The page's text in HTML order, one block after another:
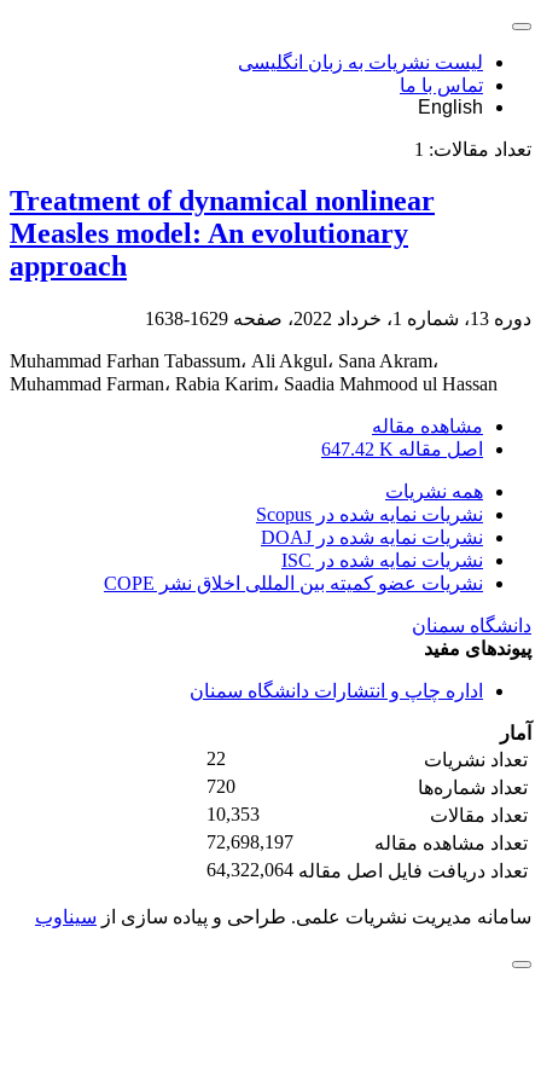
لیست نشریات به زبان انگلیسی
تماس با ما
English
تعداد مقالات: 1
Treatment of dynamical nonlinear
Measles model: An evolutionary
approach
دوره 13، شماره 1، خرداد 2022، صفحه 1629-1638
Muhammad Farhan Tabassum، Ali Akgul، Sana Akram،
Muhammad Farman، Rabia Karim، Saadia Mahmood ul Hassan
مشاهده مقاله
اصل مقاله 647.42 K
همه نشریات
نشریات نمایه شده در Scopus
نشریات نمایه شده در DOAJ
نشریات نمایه شده در ISC
نشریات عضو کمیته بین المللی اخلاق نشر COPE
دانشگاه سمنان
پیوندهای مفید
اداره چاپ و انتشارات دانشگاه سمنان
آمار
تعداد نشریات
22
تعداد شماره‌ها
720
تعداد مقالات
10,353
تعداد مشاهده مقاله
72,698,197
تعداد دریافت فایل اصل مقاله 64,322,064
سامانه مدیریت نشریات علمی. طراحی و پیاده سازی از سیناوب